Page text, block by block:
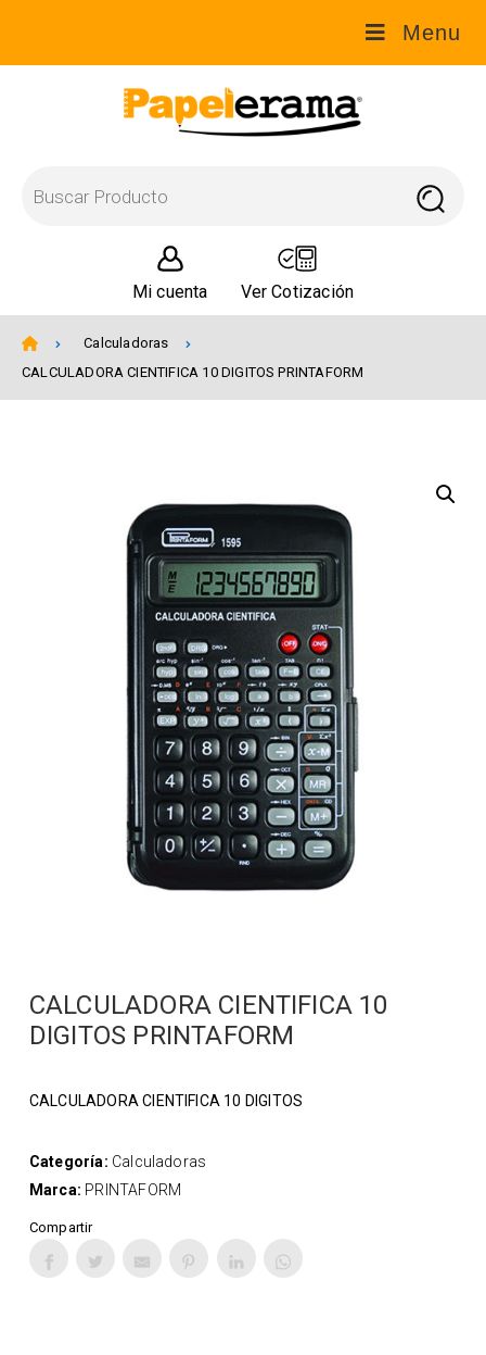
Mi cuenta Ver Cotización
Menu
Calculadoras
CALCULADORA CIENTIFICA 10 DIGITOS PRINTAFORM
CALCULADORA CIENTIFICA 10
DIGITOS PRINTAFORM
CALCULADORA CIENTIFICA 10 DIGITOS
Categoría: Calculadoras
Marca: PRINTAFORM
Compartir